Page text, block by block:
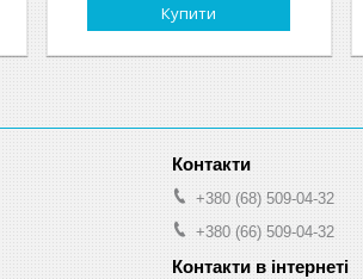
Купити
+380 (68) 509-04-32
+380 (66) 509-04-32